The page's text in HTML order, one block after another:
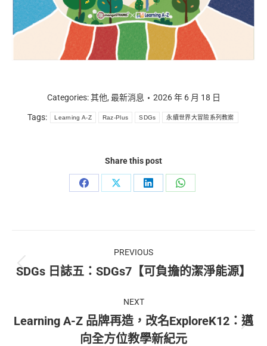
Categories:其他, 最新消息 2026 年 6 月 18 日
Tags: Learning A-Z Raz-Plus SDGs 永續世界大冒險系列教案
Share this post
Share
Share
Share
Share
navigation
PREVIOUS
Previous
SDGs 日誌五：SDGs7【可負擔的潔淨能源】
NEXT
Next
post:
Learning A-Z 品牌再造，改名ExploreK12：邁
向全方位教學新紀元